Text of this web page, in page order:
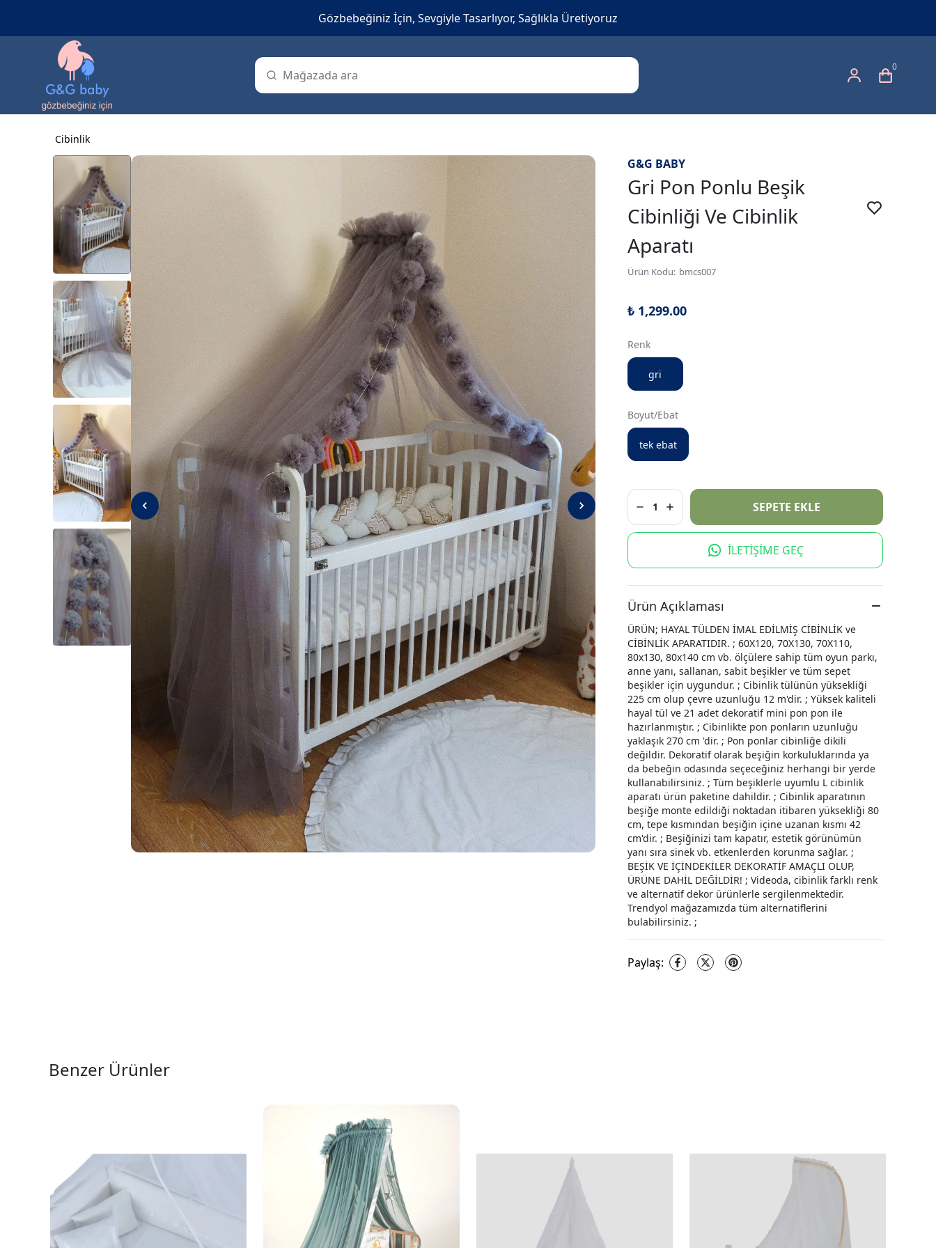
Gözbebeğiniz İçin, Sevgiyle Tasarlıyor, Sağlıkla Üretiyoruz
0
Cibinlik
G&G BABY
Gri Pon Ponlu Beşik
Cibinliği Ve Cibinlik
Aparatı
Ürün Kodu: bmcs007
₺ 1,299.00
Renk
gri
Boyut/Ebat
tek ebat
1 SEPETE EKLE
İLETİŞİME GEÇ
Ürün Açıklaması
ÜRÜN; HAYAL TÜLDEN İMAL EDİLMİŞ CİBİNLİK ve
CİBİNLİK APARATIDIR. ; 60X120, 70X130, 70X110,
80x130, 80x140 cm vb. ölçülere sahip tüm oyun parkı,
anne yanı, sallanan, sabit beşikler ve tüm sepet
beşikler için uygundur. ; Cibinlik tülünün yüksekliği
225 cm olup çevre uzunluğu 12 m'dir. ; Yüksek kaliteli
hayal tül ve 21 adet dekoratif mini pon pon ile
hazırlanmıştır. ; Cibinlikte pon ponların uzunluğu
yaklaşık 270 cm 'dir. ; Pon ponlar cibinliğe dikili
değildir. Dekoratif olarak beşiğin korkuluklarında ya
da bebeğin odasında seçeceğiniz herhangi bir yerde
kullanabilirsiniz. ; Tüm beşiklerle uyumlu L cibinlik
aparatı ürün paketine dahildir. ; Cibinlik aparatının
beşiğe monte edildiği noktadan itibaren yüksekliği 80
cm, tepe kısmından beşiğin içine uzanan kısmı 42
cm'dir. ; Beşiğinizi tam kapatır, estetik görünümün
yanı sıra sinek vb. etkenlerden korunma sağlar. ;
BEŞİK VE İÇİNDEKİLER DEKORATİF AMAÇLI OLUP,
ÜRÜNE DAHİL DEĞİLDİR! ; Videoda, cibinlik farklı renk
ve alternatif dekor ürünlerle sergilenmektedir.
Trendyol mağazamızda tüm alternatiflerini
bulabilirsiniz. ;
Paylaş:
Benzer Ürünler